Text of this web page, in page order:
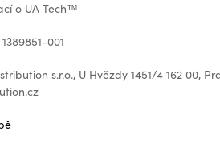
o UA Tech™
001
s.r.o., U Hvězdy 1451/4 162 00,